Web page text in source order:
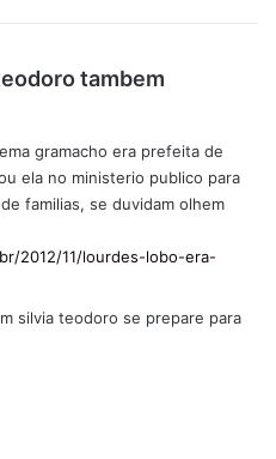
tambem
s
e
:
gramacho era prefeita de
ela no ministerio publico para
familias, se duvidam olhem
2012/11/lourdes-lobo-era-
silvia teodoro se prepare para